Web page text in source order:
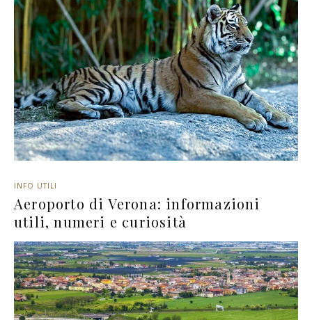
INFO UTILI
Aeroporto di Verona: informazioni
utili, numeri e curiosità